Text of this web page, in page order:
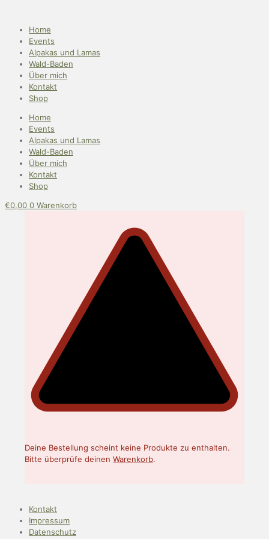
Home
Events
Alpakas und Lamas
Wald-Baden
Über mich
Kontakt
Shop
Home
Events
Alpakas und Lamas
Wald-Baden
Über mich
Kontakt
Shop
€0,00 0 Warenkorb
Deine Bestellung scheint keine Produkte zu enthalten.
Bitte überprüfe deinen Warenkorb.
Kontakt
Impressum
Datenschutz